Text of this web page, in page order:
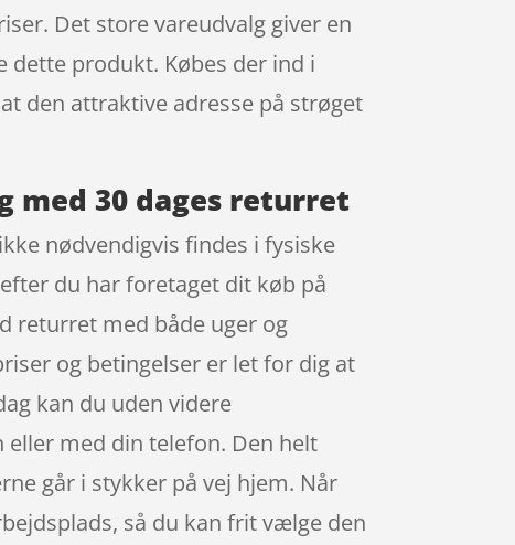
Det store vareudvalg giver en
produkt. Købes der ind i
den attraktive adresse på strøget
med 30 dages returret
nødvendigvis findes i fysiske
du har foretaget dit køb på
returret med både uger og
og betingelser er let for dig at
kan du uden videre
med din telefon. Den helt
går i stykker på vej hjem. Når
så du kan frit vælge den